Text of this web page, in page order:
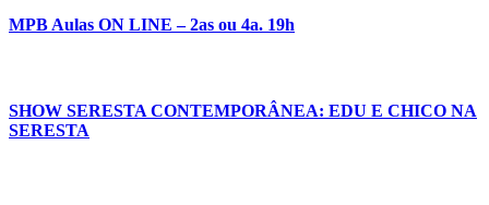
MPB Aulas ON LINE – 2as ou 4a. 19h
SHOW SERESTA CONTEMPORÂNEA: EDU E CHICO NA
SERESTA